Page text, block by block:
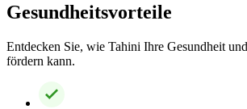
Gesundheitsvorteile
Entdecken Sie, wie Tahini Ihre Gesundheit
fördern kann.